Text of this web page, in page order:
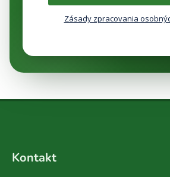
Zásady zpracovania
Kontakt